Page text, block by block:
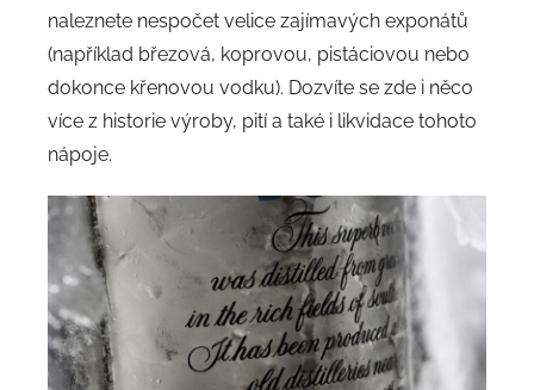
naleznete nespočet velice zajímavých exponátů
(například březová, koprovou, pistáciovou nebo
dokonce křenovou vodku). Dozvíte se zde i něco
více z historie výroby, pití a také i likvidace tohoto
nápoje.